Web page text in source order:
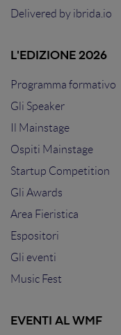
Delivered by ibrida.io
L'EDIZIONE 2026
Programma formativo
Gli Speaker
Il Mainstage
Ospiti Mainstage
Startup Competition
Gli Awards
Area Fieristica
Espositori
Gli eventi
Music Fest
EVENTI AL WMF